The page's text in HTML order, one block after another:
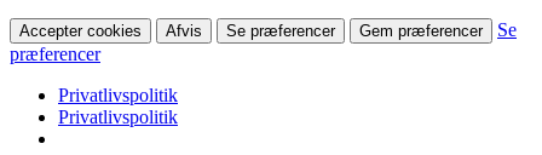
Accepter cookies Afvis Se præferencer Gem præferencer
Se
præferencer
Privatlivspolitik
Privatlivspolitik